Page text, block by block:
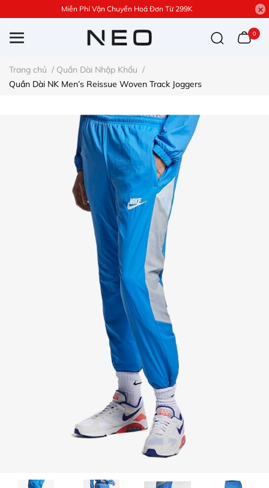
Miễn Phí Vận Chuyển Hoá Đơn Từ 299K
0
Trang chủ / Quần Dài Nhập Khẩu /
Quần Dài NK Men’s Reissue Woven Track Joggers